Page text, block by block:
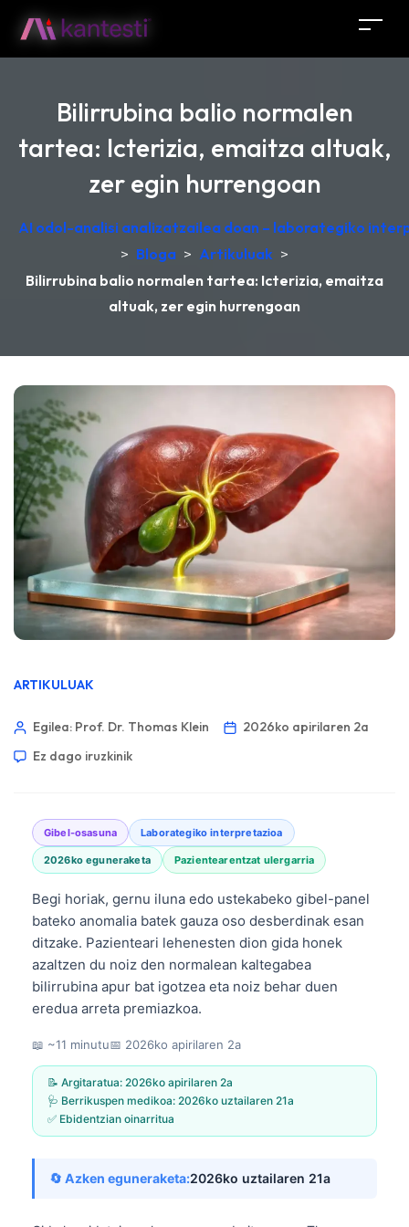
Bilirrubina balio normalen
tartea: Icterizia, emaitza altuak,
zer egin hurrengoan
AI odol-analisi analizatzailea doan – laborategiko
> Bloga > Artikuluak >
Bilirrubina balio normalen tartea: Icterizia, emaitza
altuak, zer egin hurrengoan
ARTIKULUAK
Egilea: Prof. Dr. Thomas Klein
2026ko apirilaren 2a
Ez dago iruzkinik
Gibel-osasuna Laborategiko interpretazioa
2026ko eguneraketa Pazientearentzat ulergarria
Begi horiak, gernu iluna edo ustekabeko gibel-panel
bateko anomalia batek gauza oso desberdinak esan
ditzake. Pazienteari lehenesten dion gida honek
azaltzen du noiz den normalean kaltegabea
bilirrubina apur bat igotzea eta noiz behar duen
eredua arreta premiazkoa.
📖 ~11 minutu📅 2026ko apirilaren 2a
📝 Argitaratua: 2026ko apirilaren 2a
🩺 Berrikuspen medikoa: 2026ko uztailaren 21a
✅ Ebidentzian oinarritua
🔄 Azken eguneraketa:2026ko uztailaren 21a